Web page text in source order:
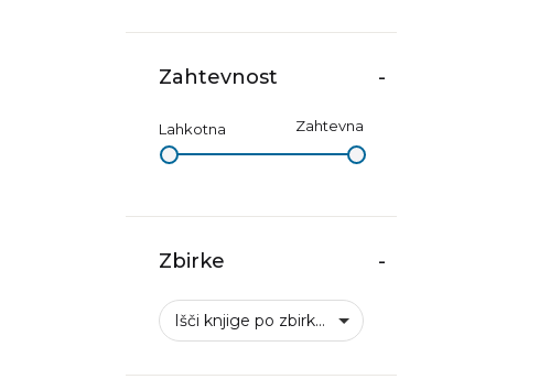
Zahtevnost -
Lahkotna Zahtevna
Zbirke -
Išči knjige po zbirkah